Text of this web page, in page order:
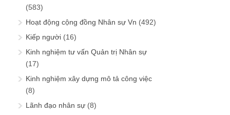
(583)
Hoạt động cộng đồng Nhân sự Vn (492)
Kiếp người (16)
Kinh nghiệm tư vấn Quản trị Nhân sự
(17)
Kinh nghiệm xây dựng mô tả công việc
(8)
Lãnh đạo nhân sự (8)